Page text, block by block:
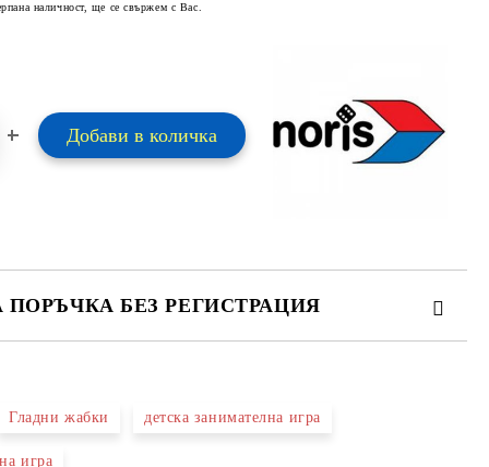
наличност, ще се свържем с Вас.
ПОРЪЧКА БЕЗ РЕГИСТРАЦИЯ
с вас в рамките на работния ден.
Гладни жабки детска занимателна игра
игра